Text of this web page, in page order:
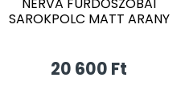
SAROKPOLC MATT ARANY
20 600 Ft